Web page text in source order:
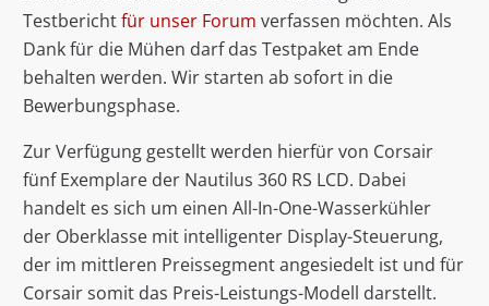
Testberichtfür unser Forum verfassen möchten. Als
Dank für die Mühen darf das Testpaket am Ende
behalten werden. Wir starten ab sofort in die
Bewerbungsphase.
Zur Verfügung gestellt werden hierfür von Corsair
fünf Exemplare der Nautilus 360 RS LCD. Dabei
handelt es sich um einen All-In-One-Wasserkühler
der Oberklasse mit intelligenter Display-Steuerung,
der im mittleren Preissegment angesiedelt ist und für
Corsair somit das Preis-Leistungs-Modell darstellt.